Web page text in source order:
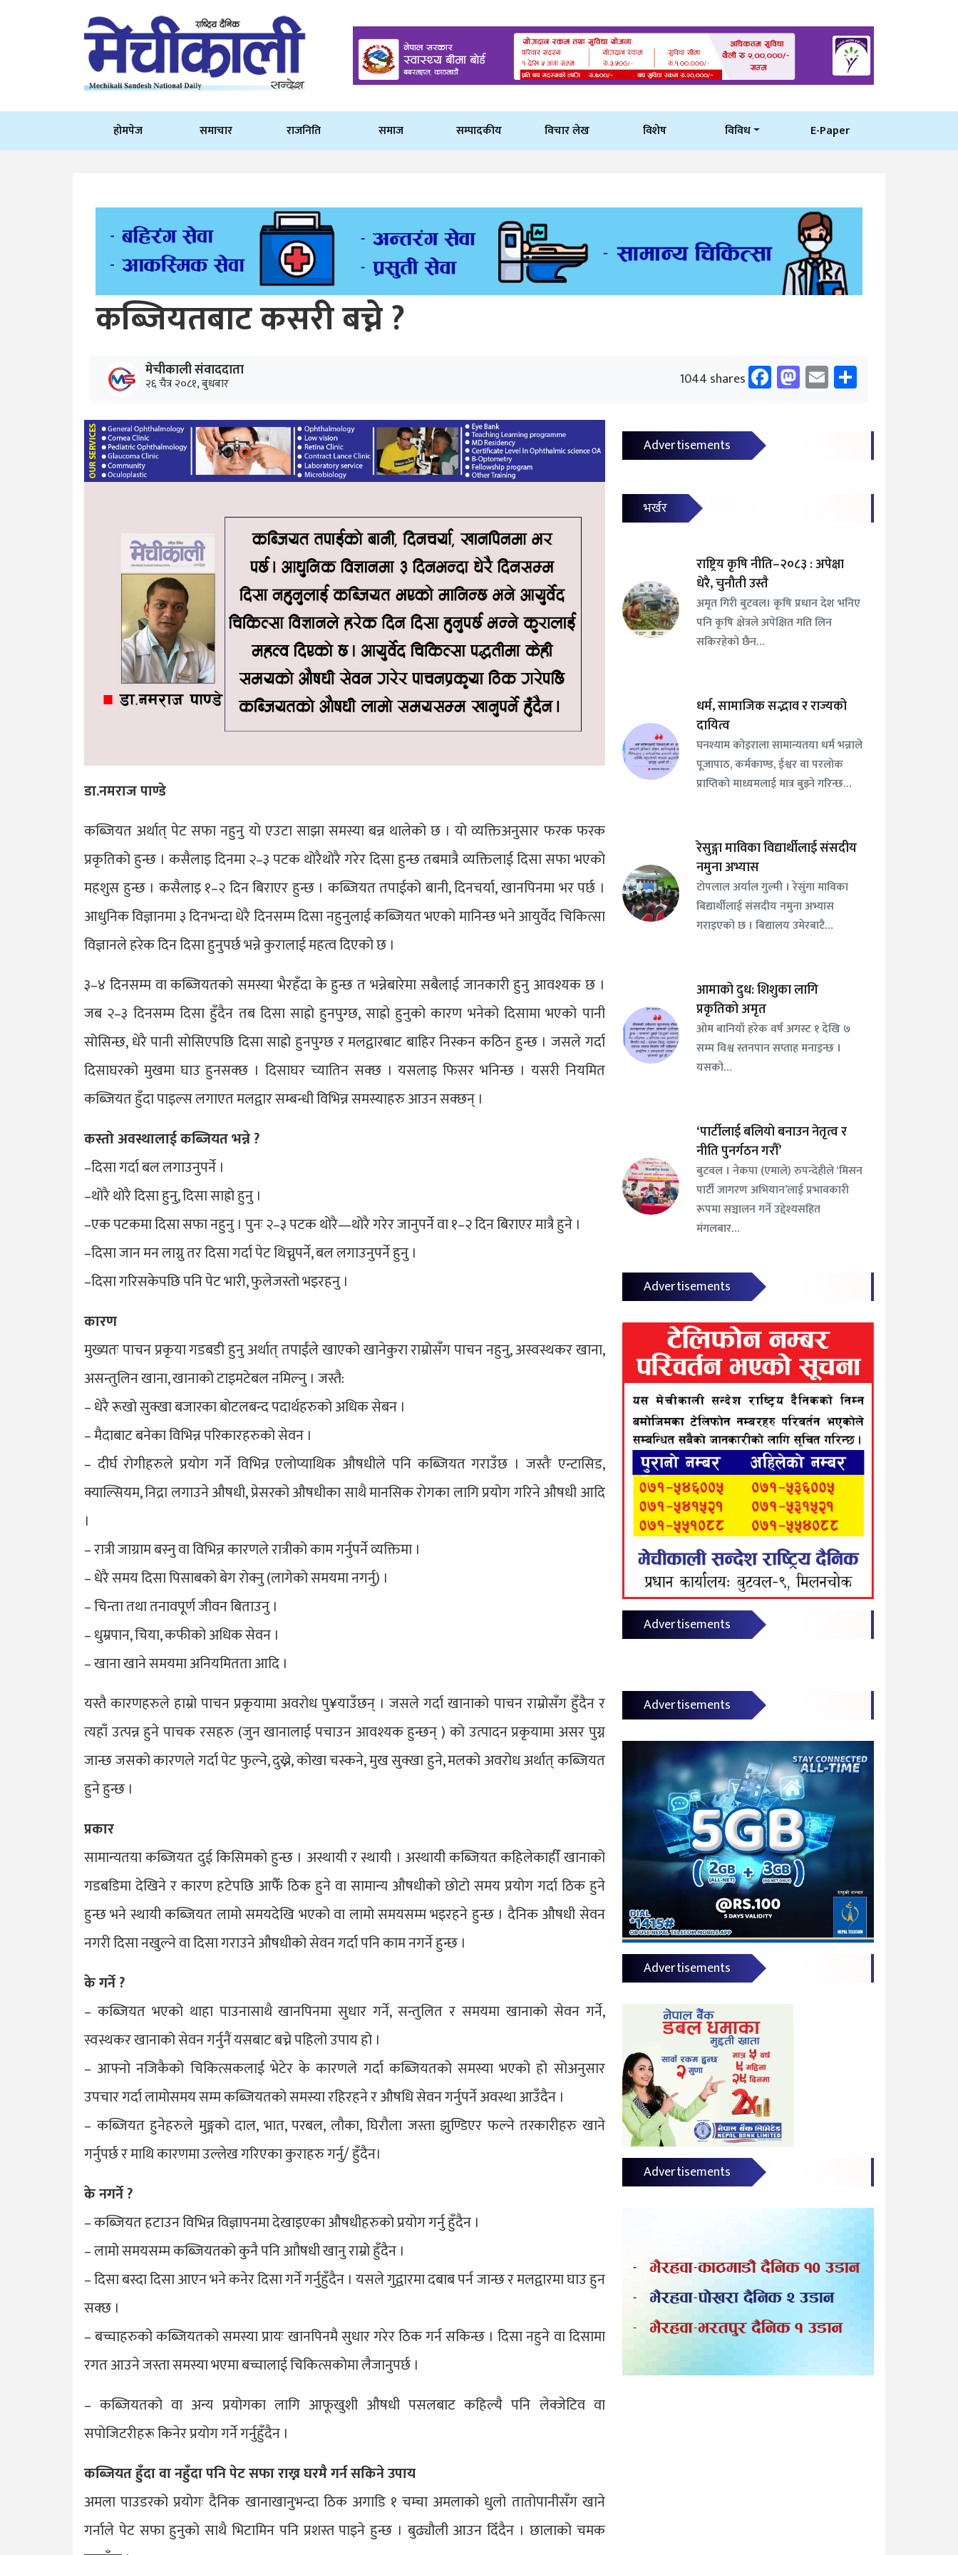
होमपेज समाचार राजनिति समाज सम्पादकीय विचार लेख विशेष विविध E-Paper
कब्जियतबाट कसरी बच्ने ?
मेचीकाली संवाददाता
२६ चैत्र २०८१, बुधबार 1044 shares Facebook
Mastodon
Email
डा.नमराज पाण्डे
कब्जियत अर्थात् पेट सफा नहुनु यो एउटा साझा समस्या बन्न थालेको छ । यो व्यक्तिअनुसार फरक फरक
प्रकृतिको हुन्छ । कसैलाइ दिनमा २–३ पटक थोरैथोरै गरेर दिसा हुन्छ तबमात्रै व्यक्तिलाई दिसा सफा भएको
महशुस हुन्छ । कसैलाइ १–२ दिन बिराएर हुन्छ । कब्जियत तपाईको बानी, दिनचर्या, खानपिनमा भर पर्छ ।
आधुनिक विज्ञानमा ३ दिनभन्दा धेरै दिनसम्म दिसा नहुनुलाई कब्जियत भएको मानिन्छ भने आयुर्वेद चिकित्सा
विज्ञानले हरेक दिन दिसा हुनुपर्छ भन्ने कुरालाई महत्व दिएको छ ।
३–४ दिनसम्म वा कब्जियतको समस्या भैरहँदा के हुन्छ त भन्नेबारेमा सबैलाई जानकारी हुनु आवश्यक छ ।
जब २–३ दिनसम्म दिसा हुँदैन तब दिसा साह्रो हुनपुग्छ, साह्रो हुनुको कारण भनेको दिसामा भएको पानी
सोसिन्छ, धेरै पानी सोसिएपछि दिसा साह्रो हुनपुग्छ र मलद्वारबाट बाहिर निस्कन कठिन हुन्छ । जसले गर्दा
दिसाघरको मुखमा घाउ हुनसक्छ । दिसाघर च्यातिन सक्छ । यसलाइ फिसर भनिन्छ । यसरी नियमित
कब्जियत हुँदा पाइल्स लगाएत मलद्वार सम्बन्धी विभिन्न समस्याहरु आउन सक्छन् ।
कस्तो अवस्थालाई कब्जियत भन्ने ?
–दिसा गर्दा बल लगाउनुपर्ने ।
–थोरै थोरै दिसा हुनु, दिसा साह्रो हुनु ।
–एक पटकमा दिसा सफा नहुनु । पुनः २–३ पटक थोरै—थोरै गरेर जानुपर्ने वा १–२ दिन बिराएर मात्रै हुने ।
–दिसा जान मन लाग्नु तर दिसा गर्दा पेट थिच्नुपर्ने, बल लगाउनुपर्ने हुनु ।
–दिसा गरिसकेपछि पनि पेट भारी, फुलेजस्तो भइरहनु ।
कारण
मुख्यतः पाचन प्रकृया गडबडी हुनु अर्थात् तपाईंले खाएको खानेकुरा राम्रोसँग पाचन नहुनु, अस्वस्थकर खाना,
असन्तुलिन खाना, खानाको टाइमटेबल नमिल्नु । जस्तै:
– धेरै रूखो सुक्खा बजारका बोटलबन्द पदार्थहरुको अधिक सेबन ।
– मैदाबाट बनेका विभिन्न परिकारहरुको सेवन ।
– दीर्घ रोगीहरुले प्रयोग गर्ने विभिन्न एलोप्याथिक औषधीले पनि कब्जियत गराउँछ । जस्तैः एन्टासिड,
क्याल्सियम, निद्रा लगाउने औषधी, प्रेसरको औषधीका साथै मानसिक रोगका लागि प्रयोग गरिने औषधी आदि
।
– रात्री जाग्राम बस्नु वा विभिन्न कारणले रात्रीको काम गर्नुपर्ने व्यक्तिमा ।
– धेरै समय दिसा पिसाबको बेग रोक्नु (लागेको समयमा नगर्नु) ।
– चिन्ता तथा तनावपूर्ण जीवन बिताउनु ।
– धुम्रपान, चिया, कफीको अधिक सेवन ।
– खाना खाने समयमा अनियमितता आदि ।
यस्तै कारणहरुले हाम्रो पाचन प्रकृयामा अवरोध पु¥याउँछन् । जसले गर्दा खानाको पाचन राम्रोसँग हुँदैन र
त्यहाँ उत्पन्न हुने पाचक रसहरु (जुन खानालाई पचाउन आवश्यक हुन्छन् ) को उत्पादन प्रकृयामा असर पुग्न
जान्छ जसको कारणले गर्दा पेट फुल्ने, दुख्ने, कोखा चस्कने, मुख सुक्खा हुने, मलको अवरोध अर्थात् कब्जियत
हुने हुन्छ ।
प्रकार
सामान्यतया कब्जियत दुई किसिमको हुन्छ । अस्थायी र स्थायी । अस्थायी कब्जियत कहिलेकाहीँ खानाको
गडबडिमा देखिने र कारण हटेपछि आफैँ ठिक हुने वा सामान्य औषधीको छोटो समय प्रयोग गर्दा ठिक हुने
हुन्छ भने स्थायी कब्जियत लामो समयदेखि भएको वा लामो समयसम्म भइरहने हुन्छ । दैनिक औषधी सेवन
नगरी दिसा नखुल्ने वा दिसा गराउने औषधीको सेवन गर्दा पनि काम नगर्ने हुन्छ ।
के गर्ने ?
– कब्जियत भएको थाहा पाउनासाथै खानपिनमा सुधार गर्ने, सन्तुलित र समयमा खानाको सेवन गर्ने,
स्वस्थकर खानाको सेवन गर्नुनैं यसबाट बच्ने पहिलो उपाय हो ।
– आफ्नो नजिकैको चिकित्सकलाई भेटेर के कारणले गर्दा कब्जियतको समस्या भएको हो सोअनुसार
उपचार गर्दा लामोसमय सम्म कब्जियतको समस्या रहिरहने र औषधि सेवन गर्नुपर्ने अवस्था आउँदैन ।
– कब्जियत हुनेहरुले मुङ्गको दाल, भात, परबल, लौका, घिरौला जस्ता झुण्डिएर फल्ने तरकारीहरु खाने
गर्नुपर्छ र माथि कारणमा उल्लेख गरिएका कुराहरु गर्नु/ हुँदैन।
के नगर्ने ?
– कब्जियत हटाउन विभिन्न विज्ञापनमा देखाइएका औषधीहरुको प्रयोग गर्नु हुँदैन ।
– लामो समयसम्म कब्जियतको कुनै पनि आौषधी खानु राम्रो हुँदैन ।
– दिसा बस्दा दिसा आएन भने कनेर दिसा गर्ने गर्नुहुँदैन । यसले गुद्वारमा दबाब पर्न जान्छ र मलद्वारमा घाउ हुन
सक्छ ।
– बच्चाहरुको कब्जियतको समस्या प्रायः खानपिनमै सुधार गरेर ठिक गर्न सकिन्छ । दिसा नहुने वा दिसामा
रगत आउने जस्ता समस्या भएमा बच्चालाई चिकित्सकोमा लैजानुपर्छ ।
– कब्जियतको वा अन्य प्रयोगका लागि आफूखुशी औषधी पसलबाट कहिल्यै पनि लेक्जेटिव वा
सपोजिटरीहरू किनेर प्रयोग गर्ने गर्नुहुँदैन ।
कब्जियत हुँदा वा नहुँदा पनि पेट सफा राख्न घरमै गर्न सकिने उपाय
अमला पाउडरको प्रयोगः दैनिक खानाखानुभन्दा ठिक अगाडि १ चम्चा अमलाको धुलो तातोपानीसँग खाने
गर्नाले पेट सफा हुनुको साथै भिटामिन पनि प्रशस्त पाइने हुन्छ । बुढ्यौली आउन दिँदैन । छालाको चमक
Advertisements
भर्खर
राष्ट्रिय कृषि नीति–२०८३ : अपेक्षा
धेरै, चुनौती उस्तै
अमृत गिरी बुटवल। कृषि प्रधान देश भनिए
पनि कृषि क्षेत्रले अपेक्षित गति लिन
सकिरहेको छैन…
धर्म, सामाजिक सद्भाव र राज्यको
दायित्व
घनश्याम कोइराला सामान्यतया धर्म भन्नाले
पूजापाठ, कर्मकाण्ड, ईश्वर वा परलोक
प्राप्तिको माध्यमलाई मात्र बुझ्ने गरिन्छ…
रेसुङ्गा माविका विद्यार्थीलाई संसदीय
नमुना अभ्यास
टोपलाल अर्याल गुल्मी । रेसुंगा माविका
बिद्यार्थीलाई संसदीय नमुना अभ्यास
गराइएको छ । बिद्यालय उमेरबाटै…
आमाको दुध: शिशुका लागि
प्रकृतिको अमृत
ओम बानियाँ हरेक वर्ष अगस्ट १ देखि ७
सम्म विश्व स्तनपान सप्ताह मनाइन्छ ।
यसको…
‘पार्टीलाई बलियो बनाउन नेतृत्व र
नीति पुनर्गठन गरौँ’
बुटवल । नेकपा (एमाले) रुपन्देहीले ‘मिसन
पार्टी जागरण अभियान’लाई प्रभावकारी
रूपमा सञ्चालन गर्ने उद्देश्यसहित
मंगलबार…
Advertisements
Advertisements
Advertisements
Advertisements
Advertisements